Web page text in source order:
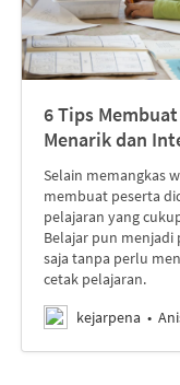
6 Tips
Menarik dan
Selain memangkas
membuat peserta
pelajaran yang
Belajar pun menjadi
saja tanpa perlu
cetak pelajaran.
kejarpena